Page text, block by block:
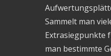
Sammelt man
Extrasiegpunkte
man bestimmte